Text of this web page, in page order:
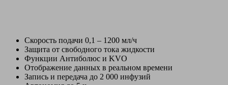
Скорость подачи 0,1 – 1200 мл/ч
Защита от свободного тока жидкости
Функции Антиболюс и KVO
Отображение данных в реальном времени
Запись и передача до 2 000 инфузий